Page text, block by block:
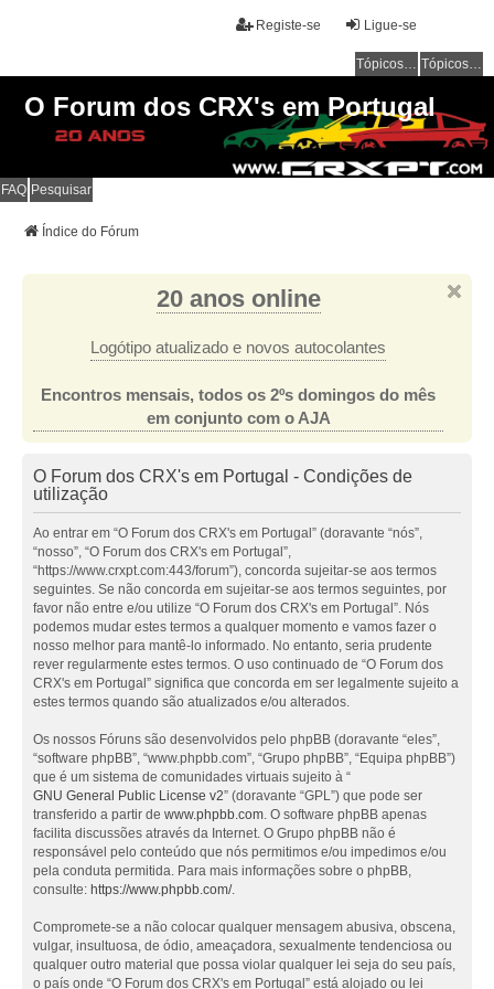
Ligue-se
Registe-se
Tópicos sem resposta Tópicos ativos
O Forum dos CRX's em Portugal
FAQ Pesquisar
Índice do Fórum
20 anos online
Logótipo atualizado e novos autocolantes
Encontros mensais, todos os 2ºs domingos do mês
em conjunto com o AJA
O Forum dos CRX's em Portugal - Condições de
utilização
Ao entrar em “O Forum dos CRX's em Portugal” (doravante “nós”,
“nosso”, “O Forum dos CRX's em Portugal”,
“https://www.crxpt.com:443/forum”), concorda sujeitar-se aos termos
seguintes. Se não concorda em sujeitar-se aos termos seguintes, por
favor não entre e/ou utilize “O Forum dos CRX's em Portugal”. Nós
podemos mudar estes termos a qualquer momento e vamos fazer o
nosso melhor para mantê-lo informado. No entanto, seria prudente
rever regularmente estes termos. O uso continuado de “O Forum dos
CRX's em Portugal” significa que concorda em ser legalmente sujeito a
estes termos quando são atualizados e/ou alterados.
Os nossos Fóruns são desenvolvidos pelo phpBB (doravante “eles”,
“software phpBB”, “www.phpbb.com”, “Grupo phpBB”, “Equipa phpBB”)
que é um sistema de comunidades virtuais sujeito à “
GNU General Public License v2” (doravante “GPL”) que pode ser
transferido a partir de www.phpbb.com. O software phpBB apenas
facilita discussões através da Internet. O Grupo phpBB não é
responsável pelo conteúdo que nós permitimos e/ou impedimos e/ou
pela conduta permitida. Para mais informações sobre o phpBB,
consulte: https://www.phpbb.com/.
Compromete-se a não colocar qualquer mensagem abusiva, obscena,
vulgar, insultuosa, de ódio, ameaçadora, sexualmente tendenciosa ou
qualquer outro material que possa violar qualquer lei seja do seu país,
o país onde “O Forum dos CRX's em Portugal” está alojado ou lei